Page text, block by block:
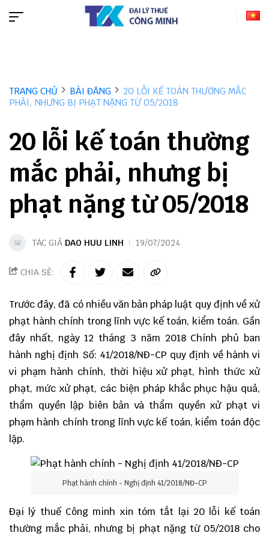
TRANG CHỦ BÀI ĐĂNG
20 LỖI KẾ TOÁN THƯỜNG MẮC
PHẢI, NHƯNG BỊ PHẠT NẶNG TỪ 05/2018
20 lỗi kế toán thường
mắc phải, nhưng bị
phạt nặng từ 05/2018
TÁC GIẢ DAO HUU LINH 19/07/2024
CHIA SẺ:
Trước đây, đã có nhiều văn bản pháp luật quy định về xử
phạt hành chính trong lĩnh vực kế toán, kiểm toán. Gần
đây nhất, ngày 12 tháng 3 năm 2018 Chính phủ ban
hành nghị định Số: 41/2018/NĐ-CP quy định về hành vi
vi phạm hành chính, thời hiệu xử phạt, hình thức xử
phạt, mức xử phạt, các biện pháp khắc phục hậu quả,
thẩm quyền lập biên bản và thẩm quyền xử phạt vi
phạm hành chính trong lĩnh vực kế toán, kiểm toán độc
lập.
Phạt hành chính - Nghị định 41/2018/NĐ-CP
Đại lý thuế Công minh xin tóm tắt lại 20 lỗi kế toán
thường mắc phải, nhưng bị phạt nặng từ 05/2018 cho